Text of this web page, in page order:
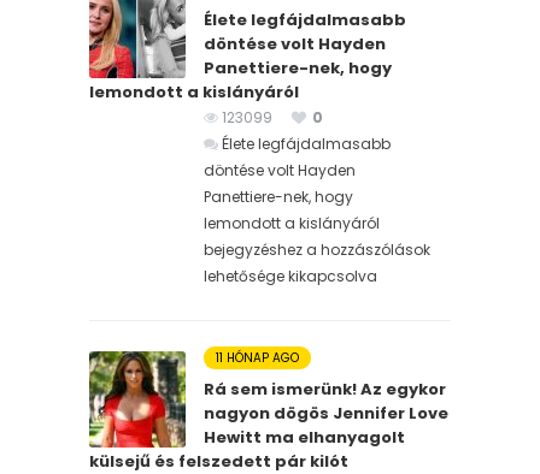
Élete legfájdalmasabb
döntése volt Hayden
Panettiere-nek, hogy
lemondott a kislányáról
123099
0
Élete legfájdalmasabb
döntése volt Hayden
Panettiere-nek, hogy
lemondott a kislányáról
bejegyzéshez a hozzászólások
lehetősége kikapcsolva
11 HÓNAP AGO
Rá sem ismerünk! Az egykor
nagyon dögös Jennifer Love
Hewitt ma elhanyagolt
külsejű és felszedett pár kilót